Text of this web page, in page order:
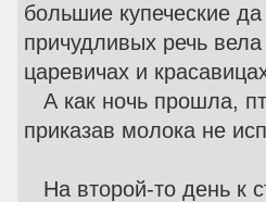
большие купеческие
причудливых речь
царевичах и
А как ночь прошла,
приказав молока не
На второй-то день к